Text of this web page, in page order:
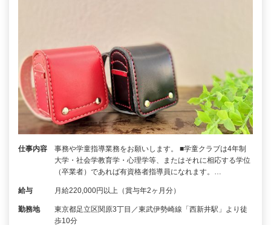
仕事内容
事務や学童指導業務をお願いします。 ■学童クラブは4年制
大学・社会学教育学・心理学等、またはそれに相応する学位
（卒業者）であれば有資格者指導員になれます。…
給与 月給220,000円以上（賞与年2ヶ月分）
勤務地
東京都足立区関原3丁目／東武伊勢崎線「西新井駅」より徒
歩10分